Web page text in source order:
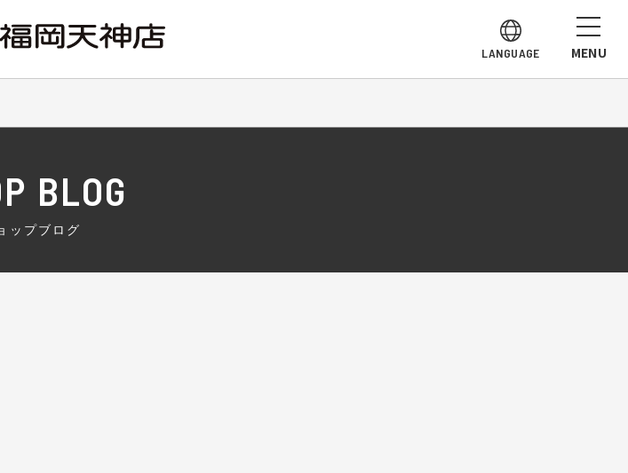
LANGUAGE MENU
BLOG
ップブログ